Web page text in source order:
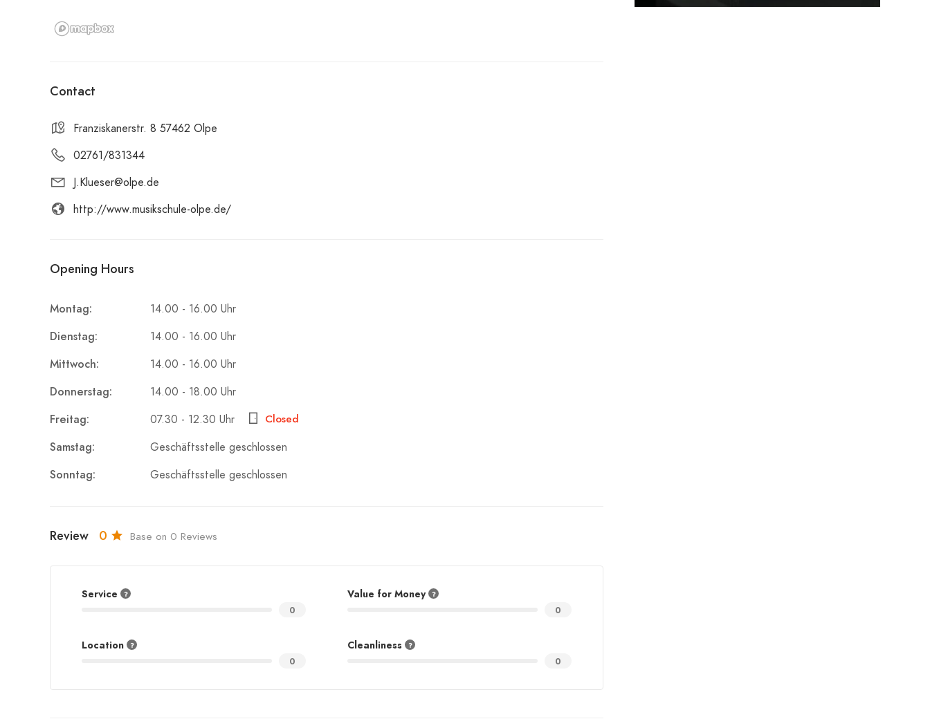
Contact
Franziskanerstr. 8 57462 Olpe
02761/831344
J.Klueser@olpe.de
http://www.musikschule-olpe.de/
Opening Hours
Montag: 14.00 - 16.00 Uhr
Dienstag: 14.00 - 16.00 Uhr
Mittwoch: 14.00 - 16.00 Uhr
Donnerstag: 14.00 - 18.00 Uhr
Freitag: 07.30 - 12.30 Uhr Closed
Samstag: Geschäftsstelle geschlossen
Sonntag: Geschäftsstelle geschlossen
Review 0 Base on 0 Reviews
Service
0
Value for Money
0
Location
0
Cleanliness
0